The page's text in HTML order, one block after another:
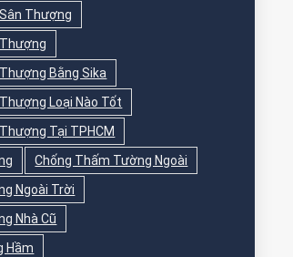
Thượng
Bằng Sika
Loại Nào Tốt
Tại TPHCM
Chống Thấm Tường Ngoài
Ngoài Trời
Nhà Cũ
Hầm